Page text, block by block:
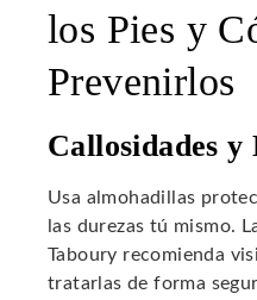
los Pies y
Prevenirlos
Callosidades y
Usa almohadillas
las durezas tú mismo.
Taboury recomienda
tratarlas de forma